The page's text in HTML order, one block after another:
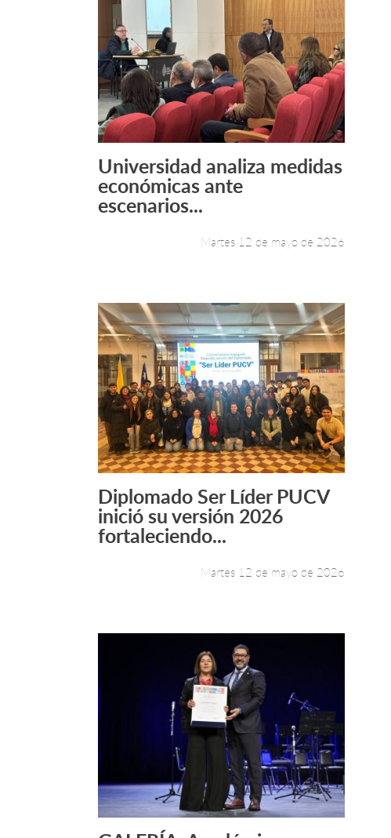
Leer más +
Universidad analiza medidas
económicas ante
escenarios...
Martes 12 de mayo de 2026
Leer más +
Diplomado Ser Líder PUCV
inició su versión 2026
fortaleciendo...
Martes 12 de mayo de 2026